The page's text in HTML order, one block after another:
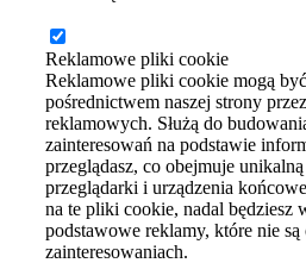
Reklamowe pliki cookie
Reklamowe pliki cookie mogą
pośrednictwem naszej strony
reklamowych. Służą do
zainteresowań na podstawie
przeglądasz, co obejmuje
przeglądarki i urządzenia
na te pliki cookie, nadal będziesz
podstawowe reklamy, które nie
zainteresowaniach.